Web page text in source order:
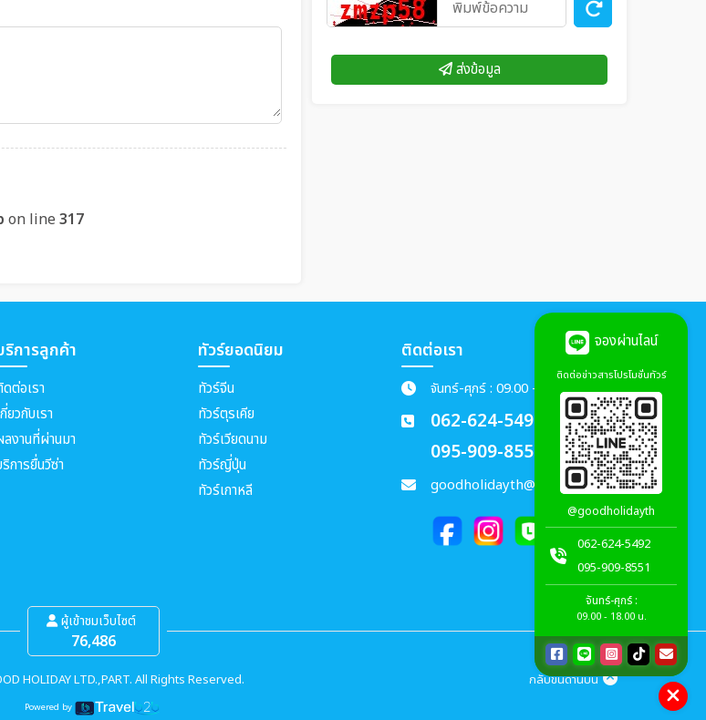
on line 317
ส่งข้อมูล
ริการลูกค้า
ต่อเรา
ยวกับเรา
ลงานที่ผ่านมา
การยื่นวีซ่า
ทัวร์ยอดนิยม
ทัวร์จีน
ทัวร์ตุรเคีย
ทัวร์เวียดนาม
ทัวร์ญี่ปุ่น
ทัวร์เกาหลี
ติดต่อเรา
จันทร์-ศุกร์ : 09.00 - 18.00 น.
062-624-5492
095-909-8551
goodholidayth@gmail.com
ผู้เข้าชมเว็บไซต์
76,486
HOLIDAY LTD.,PART. All Rights Reserved. กลับขึ้นด้านบน
Powered by
จองผ่านไลน์
ติดต่อข่าวสารโปรโมชั่นทัวร์
@goodholidayth
062-624-5492
095-909-8551
จันทร์-ศุกร์ :
09.00 - 18.00 น.